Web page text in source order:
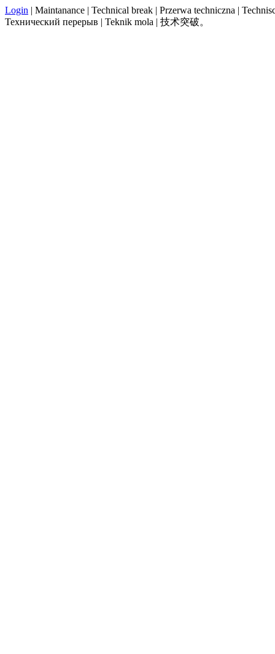
Login | Maintanance | Technical break | Przerwa techniczna |
Технический перерыв | Teknik mola | 技术突破。